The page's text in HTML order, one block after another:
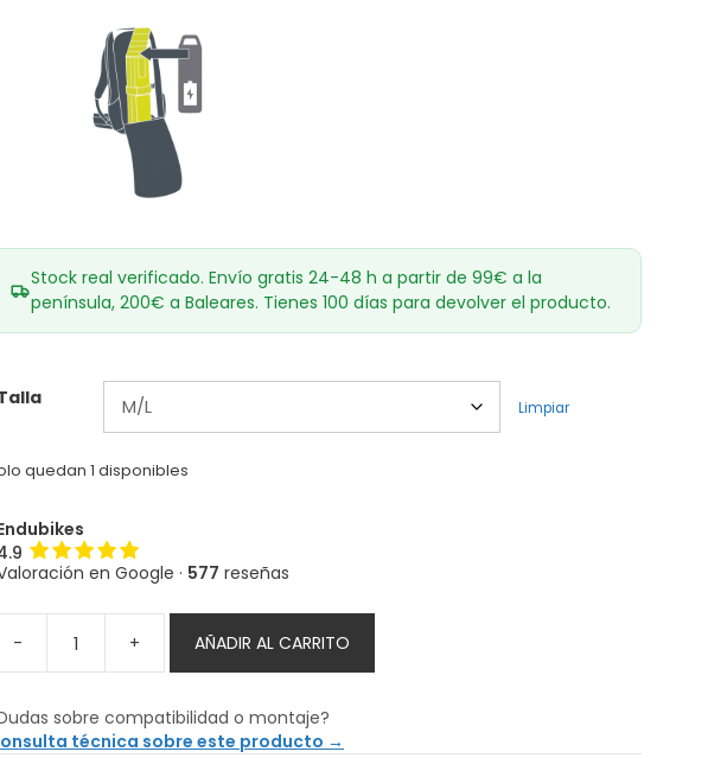
Stock real verificado. Envío gratis 24-48 h a partir de 99€ a la
península, 200€ a Baleares. Tienes 100 días para devolver el producto.
Limpiar
quedan 1 disponibles
en Google · 577 reseñas
- + AÑADIR AL CARRITO
sobre compatibilidad o montaje?
técnica sobre este producto →